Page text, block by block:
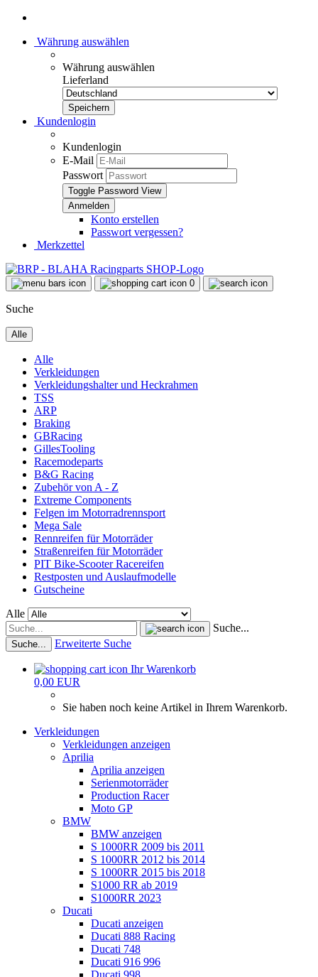
Währung auswählen
Währung auswählen
Lieferland
Kundenlogin
Kundenlogin
E-Mail
Passwort
Toggle Password View
Konto erstellen
Passwort vergessen?
Merkzettel
0
Suche
Alle
Alle
Verkleidungen
Verkleidungshalter und Heckrahmen
TSS
ARP
Braking
GBRacing
GillesTooling
Racemodeparts
B&G Racing
Zubehör von A - Z
Extreme Components
Felgen im Motorradrennsport
Mega Sale
Rennreifen für Motorräder
Straßenreifen für Motorräder
PIT Bike-Scooter Racereifen
Restposten und Auslaufmodelle
Gutscheine
Alle
Suche...
Suche... Erweiterte Suche
Ihr Warenkorb
0,00 EUR
Sie haben noch keine Artikel in Ihrem Warenkorb.
Verkleidungen
Verkleidungen anzeigen
Aprilia
Aprilia anzeigen
Serienmotorräder
Production Racer
Moto GP
BMW
BMW anzeigen
S 1000RR 2009 bis 2011
S 1000RR 2012 bis 2014
S 1000RR 2015 bis 2018
S1000 RR ab 2019
S1000RR 2023
Ducati
Ducati anzeigen
Ducati 888 Racing
Ducati 748
Ducati 916 996
Ducati 998